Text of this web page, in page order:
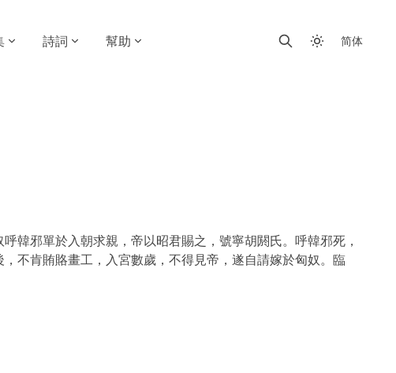
詩詞 幫助 简体
韓邪單於入朝求親，帝以昭君賜之，號寧胡閼氏。呼韓邪死，
不肯賄賂畫工，入宮數歲，不得見帝，遂自請嫁於匈奴。臨